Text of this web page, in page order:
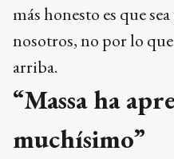
más honesto es que
nosotros, no por lo
arriba.
“Massa ha
muchísimo”